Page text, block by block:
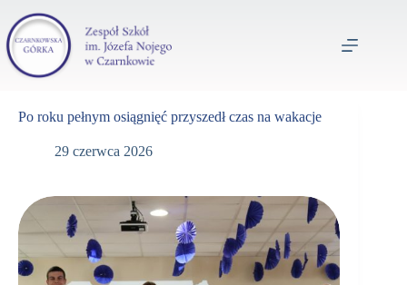
Po roku pełnym osiągnięć przyszedł czas na wakacje
29 czerwca 2026